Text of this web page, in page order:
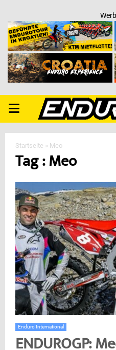
PRIMARY
MENU
Startseite » Meo
Tag : Meo
Enduro International
ENDUROGP: